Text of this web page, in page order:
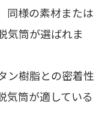
同様の素材または
気筒が選ばれま
ン樹脂との密着性
気筒が適している